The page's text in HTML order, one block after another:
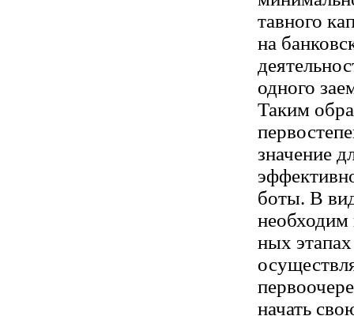
тавного
на
одного
Таким
значение
боты. В
необходим
ных
начать